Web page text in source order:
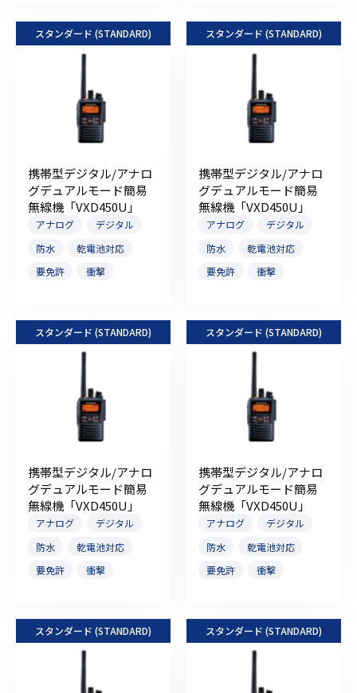
スタンダード (STANDARD)
携帯型デジタル/アナロ
グデュアルモード簡易
無線機「VXD450U」
アナログ
デジタル
防水
乾電池対応
要免許
衝撃
スタンダード (STANDARD)
携帯型デジタル/アナロ
グデュアルモード簡易
無線機「VXD450U」
アナログ
デジタル
防水
乾電池対応
要免許
衝撃
スタンダード (STANDARD)
携帯型デジタル/アナロ
グデュアルモード簡易
無線機「VXD450U」
アナログ
デジタル
防水
乾電池対応
要免許
衝撃
スタンダード (STANDARD)
携帯型デジタル/アナロ
グデュアルモード簡易
無線機「VXD450U」
アナログ
デジタル
防水
乾電池対応
要免許
衝撃
スタンダード (STANDARD) スタンダード (STANDARD)